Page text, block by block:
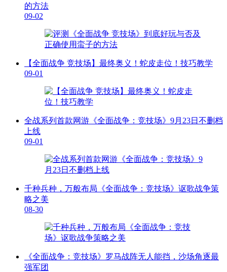
的方法
09-02
【全面战争 竞技场】最终奥义！蛇皮走位！技巧教学
09-01
全战系列首款网游《全面战争：竞技场》9月23日不删档
上线
09-01
千种兵种，万般布局《全面战争：竞技场》讴歌战争策
略之美
08-30
《全面战争：竞技场》罗马战阵无人能挡，沙场角逐最
强军团